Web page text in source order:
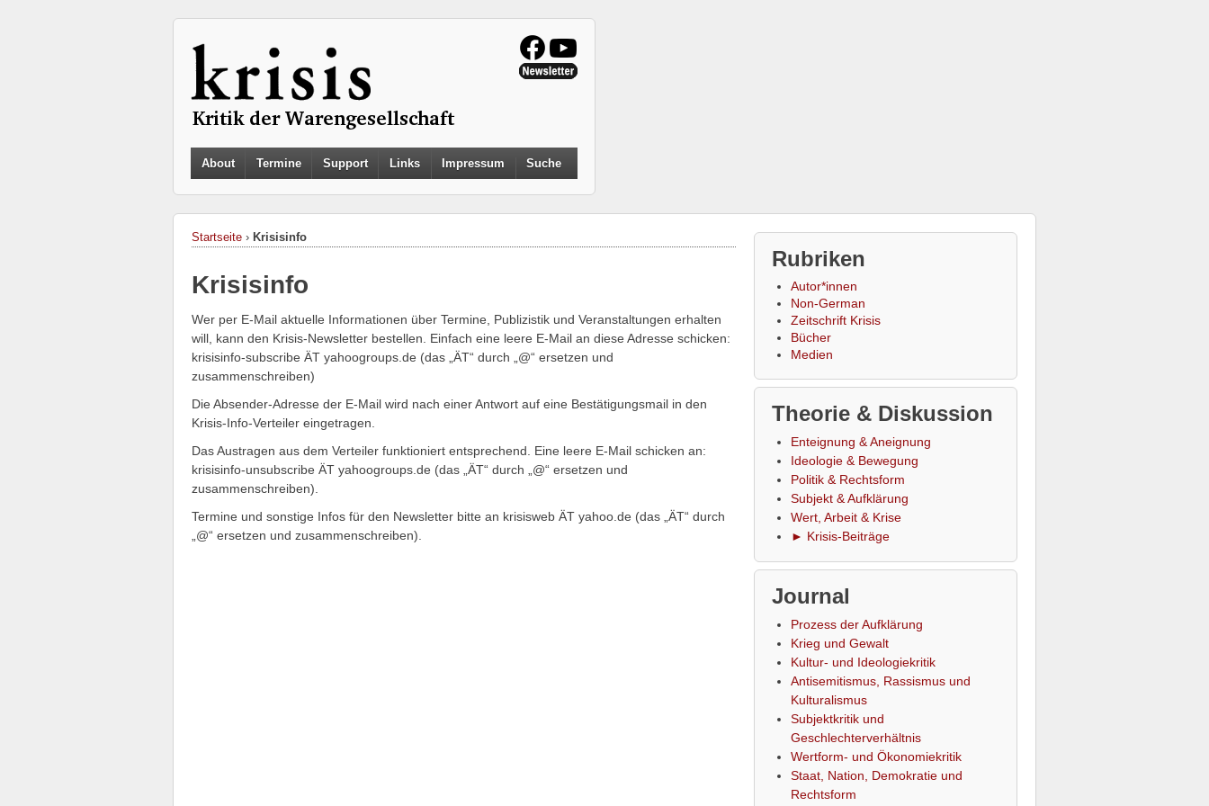
About Termine Support Links Impressum Suche
Startseite › Krisisinfo
Krisisinfo
Wer per E-Mail aktuelle Informationen über Termine, Publizistik und Veranstaltungen erhalten
will, kann den Krisis-Newsletter bestellen. Einfach eine leere E-Mail an diese Adresse schicken:
krisisinfo-subscribe ÄT yahoogroups.de (das „ÄT“ durch „@“ ersetzen und
zusammenschreiben)
Die Absender-Adresse der E-Mail wird nach einer Antwort auf eine Bestätigungsmail in den
Krisis-Info-Verteiler eingetragen.
Das Austragen aus dem Verteiler funktioniert entsprechend. Eine leere E-Mail schicken an:
krisisinfo-unsubscribe ÄT yahoogroups.de (das „ÄT“ durch „@“ ersetzen und
zusammenschreiben).
Termine und sonstige Infos für den Newsletter bitte an krisisweb ÄT yahoo.de (das „ÄT“ durch
„@“ ersetzen und zusammenschreiben).
Rubriken
Autor*innen
Non-German
Zeitschrift Krisis
Bücher
Medien
Theorie & Diskussion
Enteignung & Aneignung
Ideologie & Bewegung
Politik & Rechtsform
Subjekt & Aufklärung
Wert, Arbeit & Krise
► Krisis-Beiträge
Journal
Prozess der Aufklärung
Krieg und Gewalt
Kultur- und Ideologiekritik
Antisemitismus, Rassismus und
Kulturalismus
Subjektkritik und
Geschlechterverhältnis
Wertform- und Ökonomiekritik
Staat, Nation, Demokratie und
Rechtsform